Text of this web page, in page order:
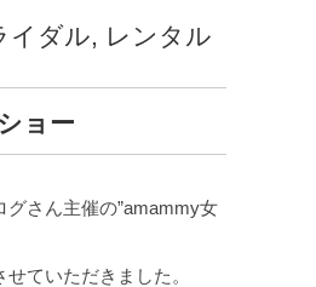
イダル, レンタル
ョー
グさん主催の”amammy女
ていただきました。